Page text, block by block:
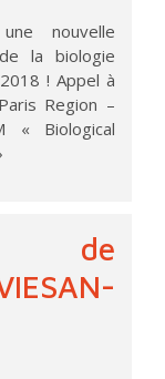
nouvelle
la biologie
! Appel à
Region –
« Biological
de